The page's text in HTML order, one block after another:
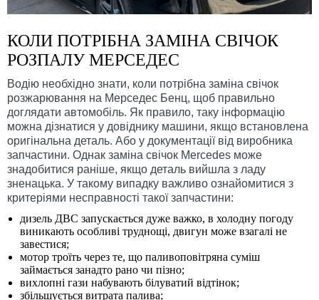
КОЛИ ПОТРІБНА ЗАМІНА СВІЧОК
РОЗПАЛУ МЕРСЕДЕС
Водію необхідно знати, коли потрібна заміна свічок
розжарювання на Мерседес Бенц, щоб правильно
доглядати автомобіль. Як правило, таку інформацію
можна дізнатися у довіднику машини, якщо встановлена ​​
оригінальна деталь. Або у документації від виробника
запчастини. Однак заміна свічок Mercedes може
знадобитися раніше, якщо деталь вийшла з ладу
зненацька. У такому випадку важливо ознайомитися з
критеріями несправності такої запчастини:
дизель ДВС запускається дуже важко, в холодну погоду
виникають особливі труднощі, двигун може взагалі не
завестися;
мотор троїть через те, що паливоповітряна суміш
займається занадто рано чи пізно;
вихлопні гази набувають білуватий відтінок;
збільшується витрата палива;